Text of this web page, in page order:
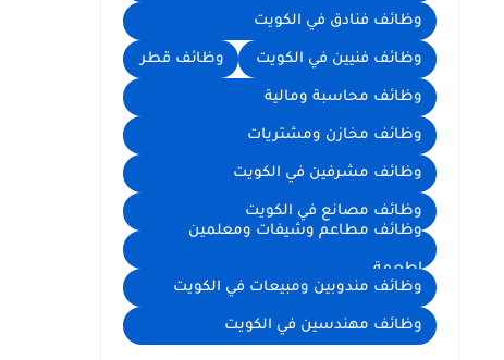
وظائف فنادق في الكويت
وظائف فنيين في الكويت وظائف قطر
وظائف محاسبة ومالية
وظائف مخازن ومشتريات
وظائف مشرفين في الكويت
وظائف مصانع في الكويت
وظائف مطاعم وشيفات ومعلمين
اطعمة
وظائف مندوبين ومبيعات في الكويت
وظائف مهندسين في الكويت